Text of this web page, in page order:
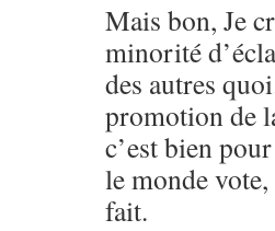
Mais bon, Je
minorité
des autres
promotion de
c’est bien
le monde
fait.